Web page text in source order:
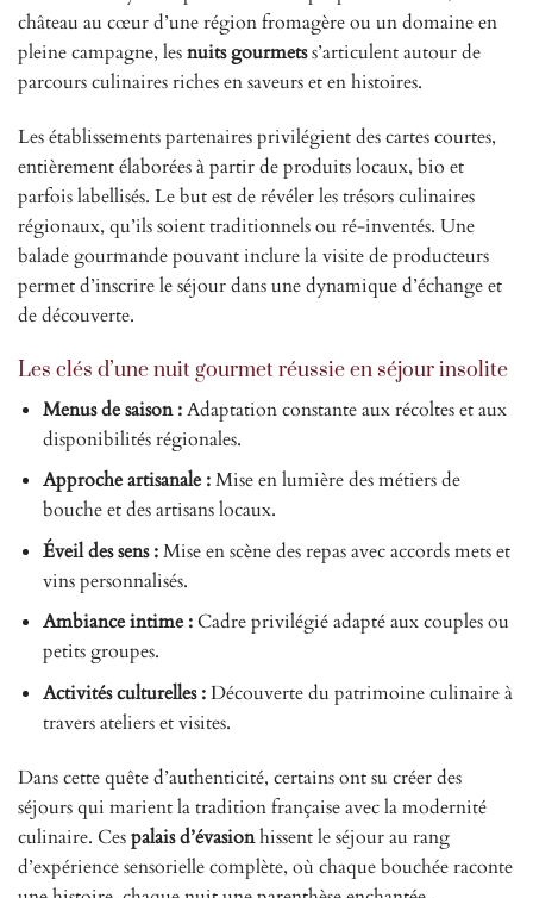
château au cœur d’une région fromagère ou un domaine en
pleine campagne, lesnuits gourmetss’articulent autour de
parcours culinaires riches en saveurs et en histoires.
Les établissements partenaires privilégient des cartes courtes,
entièrement élaborées à partir de produits locaux, bio et
parfois labellisés. Le but est de révéler les trésors culinaires
régionaux, qu’ils soient traditionnels ou ré-inventés. Une
balade gourmande pouvant inclure la visite de producteurs
permet d’inscrire le séjour dans une dynamique d’échange et
de découverte.
Les clés d’une nuit gourmet réussie en séjour insolite
Menus de saison :Adaptation constante aux récoltes et aux
disponibilités régionales.
Approche artisanale :Mise en lumière des métiers de
bouche et des artisans locaux.
Éveil des sens :Mise en scène des repas avec accords mets et
vins personnalisés.
Ambiance intime :Cadre privilégié adapté aux couples ou
petits groupes.
Activités culturelles :Découverte du patrimoine culinaire à
travers ateliers et visites.
Dans cette quête d’authenticité, certains ont su créer des
séjours qui marient la tradition française avec la modernité
culinaire. Cespalais d’évasionhissent le séjour au rang
d’expérience sensorielle complète, où chaque bouchée raconte